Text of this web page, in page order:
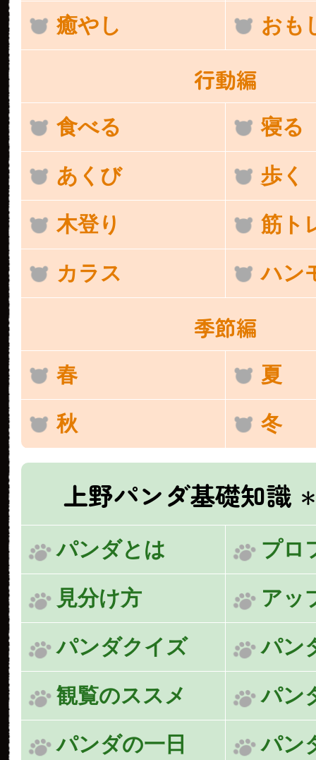
癒やし おも
行動編
食べる 寝る
あくび 歩く
木登り 筋ト
カラス ハン
季節編
春 夏
秋 冬
上野パンダ基礎知識
パンダとは プロ
見分け方 アッ
パンダクイズ パン
観覧のススメ パン
パンダの一日 パン